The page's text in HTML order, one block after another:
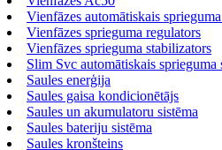
Vienfāzes automātiskais
Vienfāzes sprieguma regulators
Vienfāzes sprieguma stabilizators
Slim Svc automātiskais sprieguma
Saules enerģija
Saules gaisa kondicionētājs
Saules un akumulatoru sistēma
Saules bateriju sistēma
Saules kronšteins